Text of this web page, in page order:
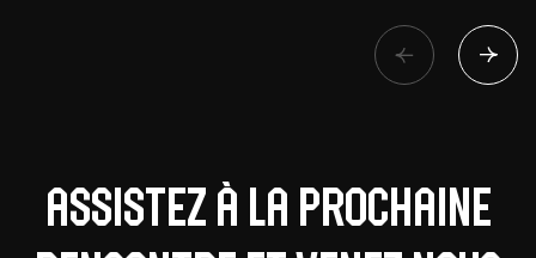
Assistez à la prochaine